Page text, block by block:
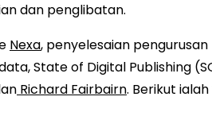
dan penglibatan.
Nexa, penyelesaian
State of Digital Publishing
Richard Fairbairn. Berikut